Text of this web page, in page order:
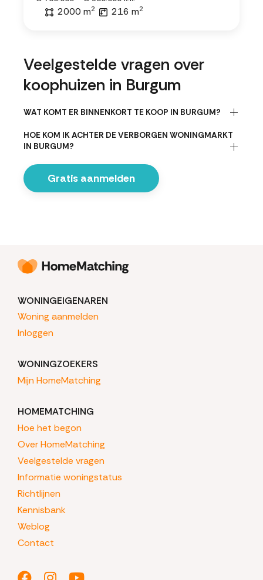
2000 m2 216 m2
Veelgestelde vragen over
koophuizen in Burgum
WAT KOMT ER BINNENKORT TE KOOP IN BURGUM?
HOE KOM IK ACHTER DE VERBORGEN WONINGMARKT
IN BURGUM?
Gratis aanmelden
WONINGEIGENAREN
Woning aanmelden
Inloggen
WONINGZOEKERS
Mijn HomeMatching
HOMEMATCHING
Hoe het begon
Over HomeMatching
Veelgestelde vragen
Informatie woningstatus
Richtlijnen
Kennisbank
Weblog
Contact